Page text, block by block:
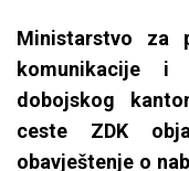
Ministarstvo za
komunikacije
dobojskog
ceste ZDK
obavještenje o